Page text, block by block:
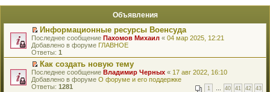
Объявления
П
е
р
е
й
т
и
к
Информационные ресурсы Военсуда
Последнее сообщение Пахомов Михаил « 04 мар 2025, 12:21
Добавлено в форуме ГЛАВНОЕ
Ответы: 1
П
е
р
Как создать новую тему
Последнее сообщение Владимир Черных « 17 авг 2022, 16:10
Добавлено в форуме О форуме и его поддержке
Ответы: 1281 1 … 40 41 42 43